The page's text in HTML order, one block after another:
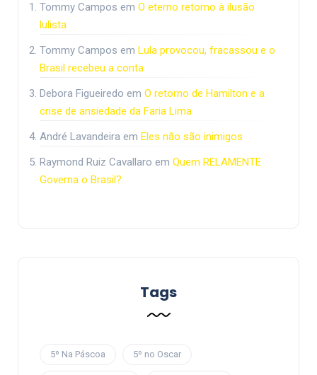
Tommy Campos em O eterno retorno à ilusão
lulista
Tommy Campos em Lula provocou, fracassou e o
Brasil recebeu a conta
Debora Figueiredo em O retorno de Hamilton e a
crise de ansiedade da Faria Lima
André Lavandeira em Eles não são inimigos
Raymond Ruiz Cavallaro em Quem RELAMENTE
Governa o Brasil?
Tags
5º Na Páscoa 5º no Oscar